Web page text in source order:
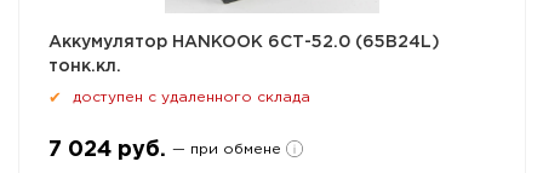
Аккумулятор HANKOOK 6СТ-52.0 (65B24L)
тонк.кл.
✔ доступен с удаленного склада
7 024 руб. — при обмене